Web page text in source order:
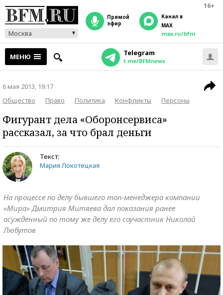
16+
Москва
прямой
эфир
Канал в
MAX
max.ru/bfm
МЕНЮ Telegram
t.me/BFMnews
6 мая 2013, 19:17
Общество
Право Политика Конфликты Персоны
Фигурант дела «Оборонсервиса»
рассказал, за что брал деньги
Текст:
Мария Локотецкая
На процессе по делу бывшего топ-менеджера компании
«Мира» Дмитрия Митяева дал показания ранее
осужденный по тому же делу его соучастник Николай
Любутов